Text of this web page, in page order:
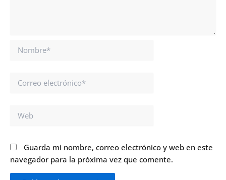
Nombre*
Correo
Web
Guarda mi nombre, correo electrónico y web en este
navegador para la próxima vez que comente.